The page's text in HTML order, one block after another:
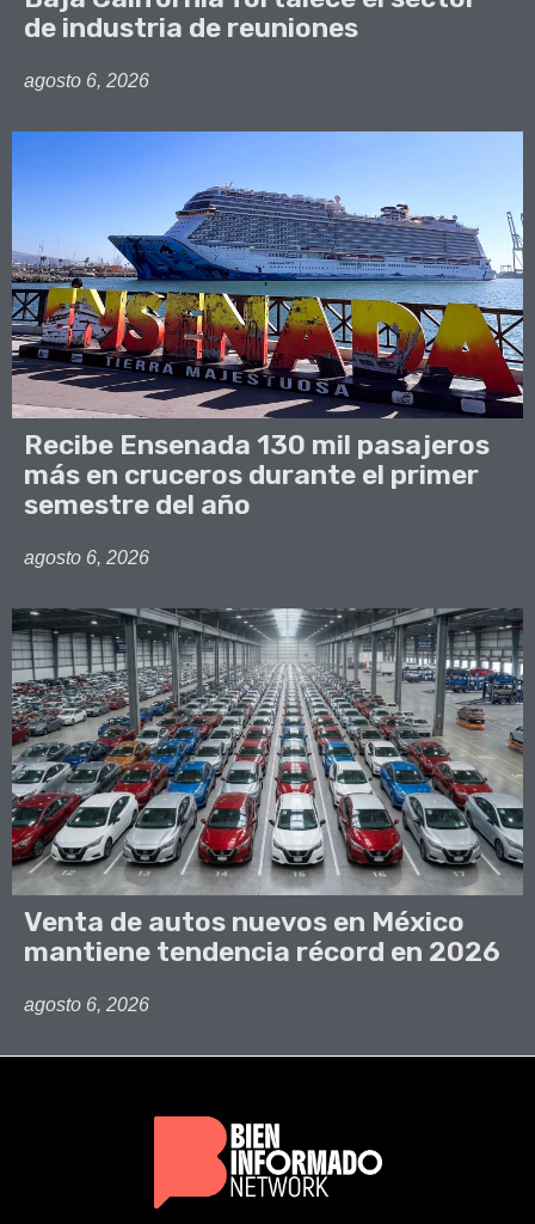
de industria de reuniones
agosto 6, 2026
Recibe Ensenada 130 mil pasajeros
más en cruceros durante el primer
semestre del año
agosto 6, 2026
Venta de autos nuevos en México
mantiene tendencia récord en 2026
agosto 6, 2026